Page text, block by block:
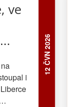
12 ČVN 2026
ve
i